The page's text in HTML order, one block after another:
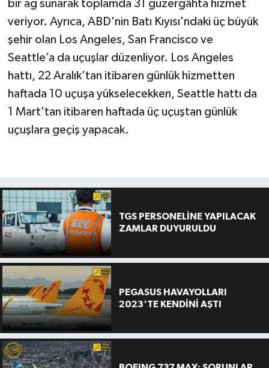
bir ağ sunarak toplamda 31 güzergâhta hizmet
veriyor. Ayrıca, ABD'nin Batı Kıyısı'ndaki üç büyük
şehir olan Los Angeles, San Francisco ve
Seattle’a da uçuşlar düzenliyor. Los Angeles
hattı, 22 Aralık’tan itibaren günlük hizmetten
haftada 10 uçuşa yükselecekken, Seattle hattı da
1 Mart'tan itibaren haftada üç uçuştan günlük
uçuşlara geçiş yapacak.
TGS PERSONELİNE YAPILACAK
ZAMLAR DUYURULDU
PEGASUS HAVAYOLLARI
2023'TE KENDİNİ AŞTI